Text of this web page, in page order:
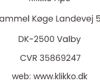
web: www.klikko.dk